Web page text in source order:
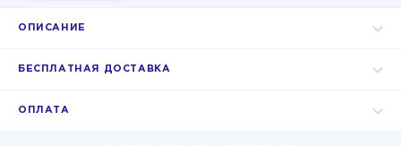
ОПИСАНИЕ
БЕСПЛАТНАЯ ДОСТАВКА
ОПЛАТА